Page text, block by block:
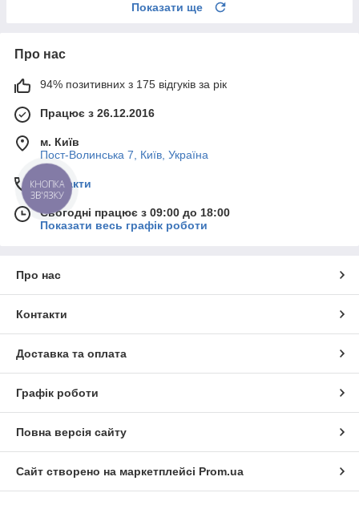
Показати ще
Про нас
94% позитивних з 175 відгуків за рік
Працює з 26.12.2016
м. Київ
Пост-Волинська 7, Київ, Україна
Контакти
Сьогодні працює з 09:00 до 18:00
Показати весь графік роботи
Про нас
Контакти
Доставка та оплата
Графік роботи
Повна версія сайту
Сайт створено на маркетплейсі Prom.ua
КНОПКА
ЗВ'ЯЗКУ